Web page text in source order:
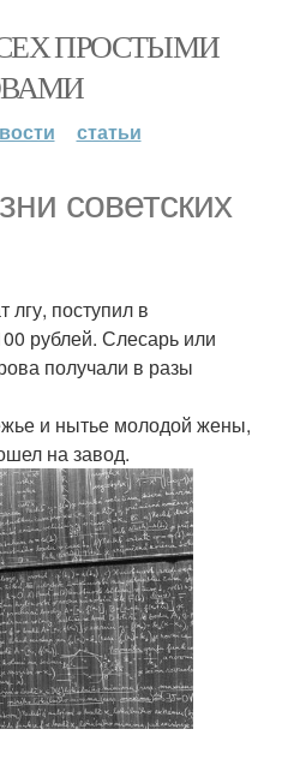
ПРОСТЫМИ
статьи
советских
лгу, поступил в
рублей. Слесарь или
получали в разы
и нытье молодой жены,
на завод.